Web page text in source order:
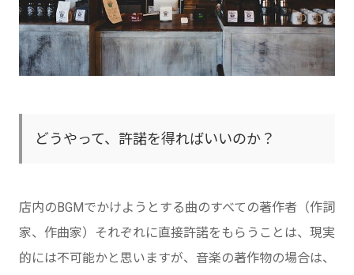
どうやって、許諾を得ればいいのか？
店内のBGMでかけようとする曲のすべての著作者（作詞
家、作曲家）それぞれに直接許諾をもらうことは、現実
的には不可能かと思いますが、音楽の著作物の場合は、